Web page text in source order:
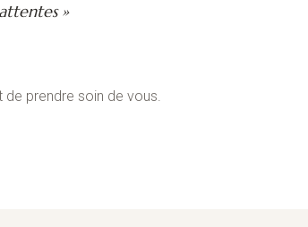
»
prendre soin de vous.